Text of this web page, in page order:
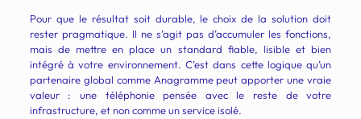
Pour que le résultat soit durable, le choix de la solution doit
rester pragmatique. Il ne s’agit pas d’accumuler les fonctions,
mais de mettre en place un standard fiable, lisible et bien
intégré à votre environnement. C’est dans cette logique qu’un
partenaire global comme Anagramme peut apporter une vraie
valeur : une téléphonie pensée avec le reste de votre
infrastructure, et non comme un service isolé.